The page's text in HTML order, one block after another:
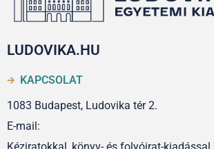
LUDOVIKA.HU
KAPCSOLAT
1083 Budapest, Ludovika tér 2.
E-mail: